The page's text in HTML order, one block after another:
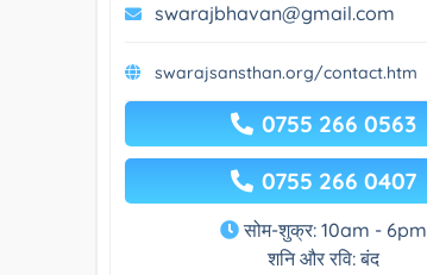
swarajbhavan@gmail.com
swarajsansthan.org/contact.htm
0755 266 0563
0755 266 0407
सोम-शुक्र: 10am - 6pm
शनि और रवि: बंद